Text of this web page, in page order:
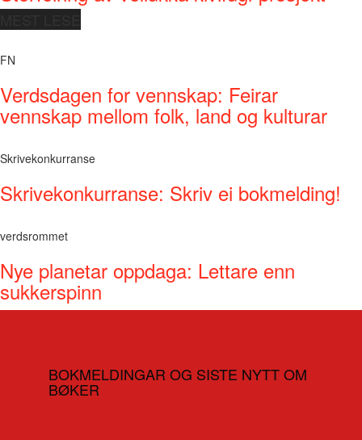
FN
Verdsdagen for vennskap: Feirar
vennskap mellom folk, land og kulturar
Skrivekonkurranse
Skrivekonkurranse: Skriv ei bokmelding!
verdsrommet
Nye planetar oppdaga: Lettare enn
sukkerspinn
BOKMELDINGAR OG SISTE NYTT OM
BØKER